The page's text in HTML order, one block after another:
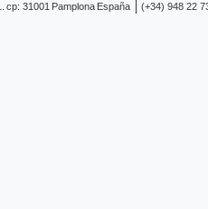
cp: 31001 Pamplona España (+34) 948 22